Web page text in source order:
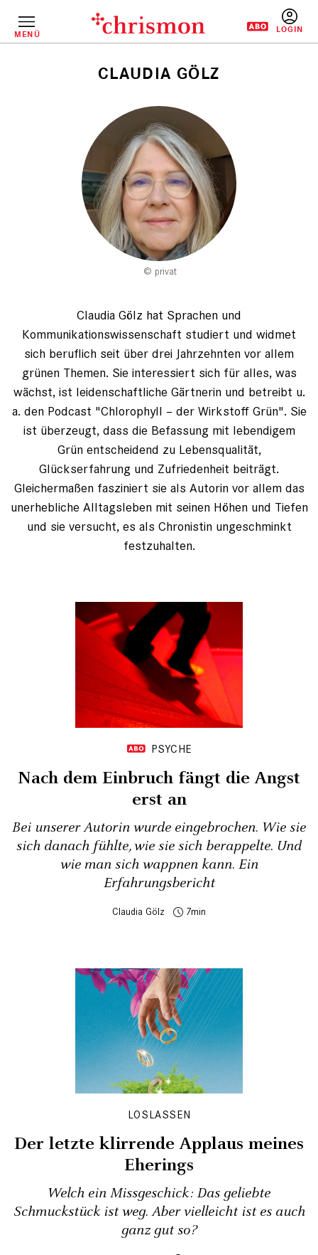
InhaltMENÜ
CLAUDIA GÖLZ
privat
Claudia Gölz hat Sprachen und
Kommunikationswissenschaft studiert und widmet
sich beruflich seit über drei Jahrzehnten vor allem
grünen Themen. Sie interessiert sich für alles, was
wächst, ist leidenschaftliche Gärtnerin und betreibt u.
a. den Podcast "Chlorophyll – der Wirkstoff Grün". Sie
ist überzeugt, dass die Befassung mit lebendigem
Grün entscheidend zu Lebensqualität,
Glückserfahrung und Zufriedenheit beiträgt.
Gleichermaßen fasziniert sie als Autorin vor allem das
unerhebliche Alltagsleben mit seinen Höhen und Tiefen
und sie versucht, es als Chronistin ungeschminkt
festzuhalten.
PSYCHE
Nach dem Einbruch fängt die Angst
erst an
Bei unserer Autorin wurde eingebrochen. Wie sie
sich danach fühlte, wie sie sich berappelte. Und
wie man sich wappnen kann. Ein
Erfahrungsbericht
Claudia Gölz 7
LOSLASSEN
Der letzte klirrende Applaus meines
Eherings
Welch ein Missgeschick: Das geliebte
Schmuckstück ist weg. Aber vielleicht ist es auch
ganz gut so?